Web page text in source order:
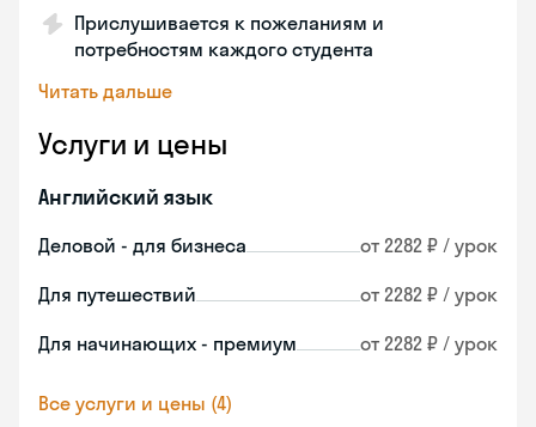
Прислушивается к пожеланиям и
потребностям каждого студента
Читать дальше
Услуги и цены
Английский язык
Деловой - для бизнеса от 2282 ₽ / урок
Для путешествий от 2282 ₽ / урок
Для начинающих - премиум от 2282 ₽ / урок
Все услуги и цены (4)